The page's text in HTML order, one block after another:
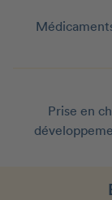
Prise en